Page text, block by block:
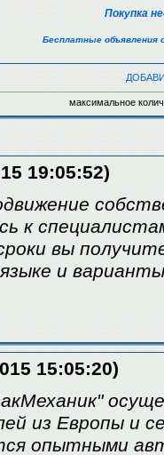
Покупка
Бесплатные объявления
максимальное
19:05:52)
к
вы
и
15:05:20)
из Европы и
опытными